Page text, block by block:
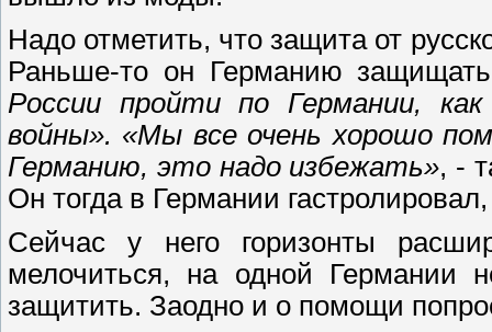
Надо отметить, что защита от
Раньше-то он Германию
России пройти по Германии,
войны». «Мы все очень хорошо
Германию, это надо избежать», -
Он тогда в Германии
Сейчас у него горизонты
мелочиться, на одной Германии
защитить. Заодно и о помощи